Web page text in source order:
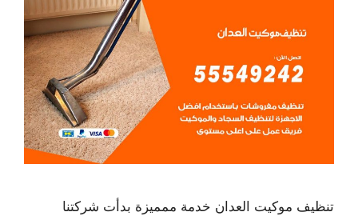
تنظيف موكيت العدان خدمة ممميزة بدأت شركتنا